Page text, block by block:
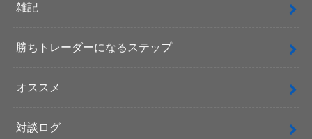
雑記
勝ちトレーダーになるステップ
オススメ
対談ログ